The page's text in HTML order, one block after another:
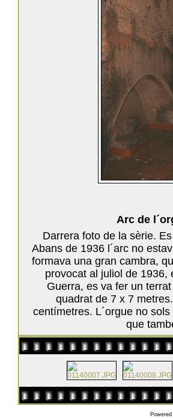
Arc de
Darrera foto de la sèrie.
Abans de 1936 l´arc no
formava una gran cambra,
provocat al juliol de 1936,
Guerra, es va fer un
quadrat de 7 x 7
centímetres. L´orgue no
que